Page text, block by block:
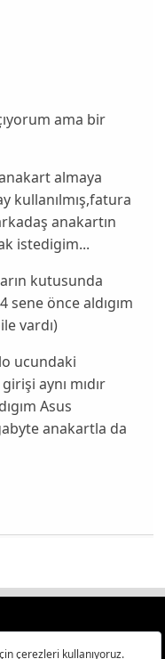
ama bir
almaya
kullanılmış,fatura
anakartın
istedigim...
kutusunda
önce aldıgım
vardı)
ucundaki
aynı mıdır
Asus
anakartla da